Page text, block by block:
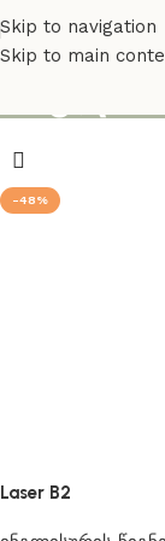
Skip to navigation
Skip to main
-48%
Laser B2